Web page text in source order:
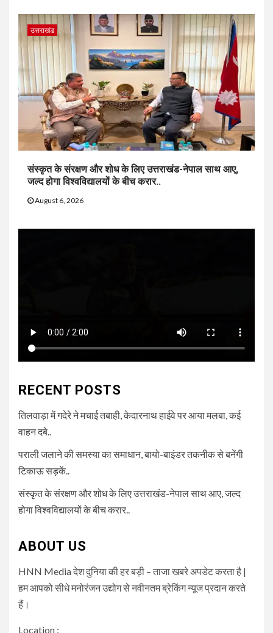
उत्तराखंड
संस्कृत के संरक्षण और शोध के लिए उत्तराखंड-नेपाल साथ आए,
जल्द होगा विश्वविद्यालयों के बीच करार..
August 6, 2026
RECENT POSTS
तिलवाड़ा में गदेरे ने मचाई तबाही, केदारनाथ हाईवे पर आया मलबा, कई
वाहन दबे..
पराली जलाने की समस्या का समाधान, बायो-बाइंडर तकनीक से बनेंगी
टिकाऊ सड़कें..
संस्कृत के संरक्षण और शोध के लिए उत्तराखंड-नेपाल साथ आए, जल्द
होगा विश्वविद्यालयों के बीच करार..
ABOUT US
HNN Media देश दुनिया की हर बड़ी – ताजा खबरे अपडेट करता है |
हम आपको सीधे मनोरंजन उद्योग से नवीनतम ब्रेकिंग न्यूज प्रदान करते
हैं।
Location :